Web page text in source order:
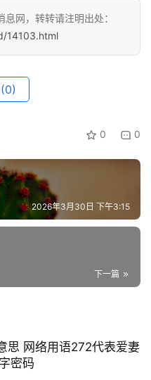
网，转转请注明出处：
14103.html
(0)
0 0
2026年3月30日 下午3:15
下一篇
思 网络用语272代表爱妻
密码